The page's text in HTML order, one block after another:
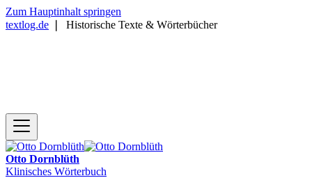
Zum Hauptinhalt springen
textlog.de
Historische Texte & Wörterbücher
Otto Dornblüth
Klinisches Wörterbuch